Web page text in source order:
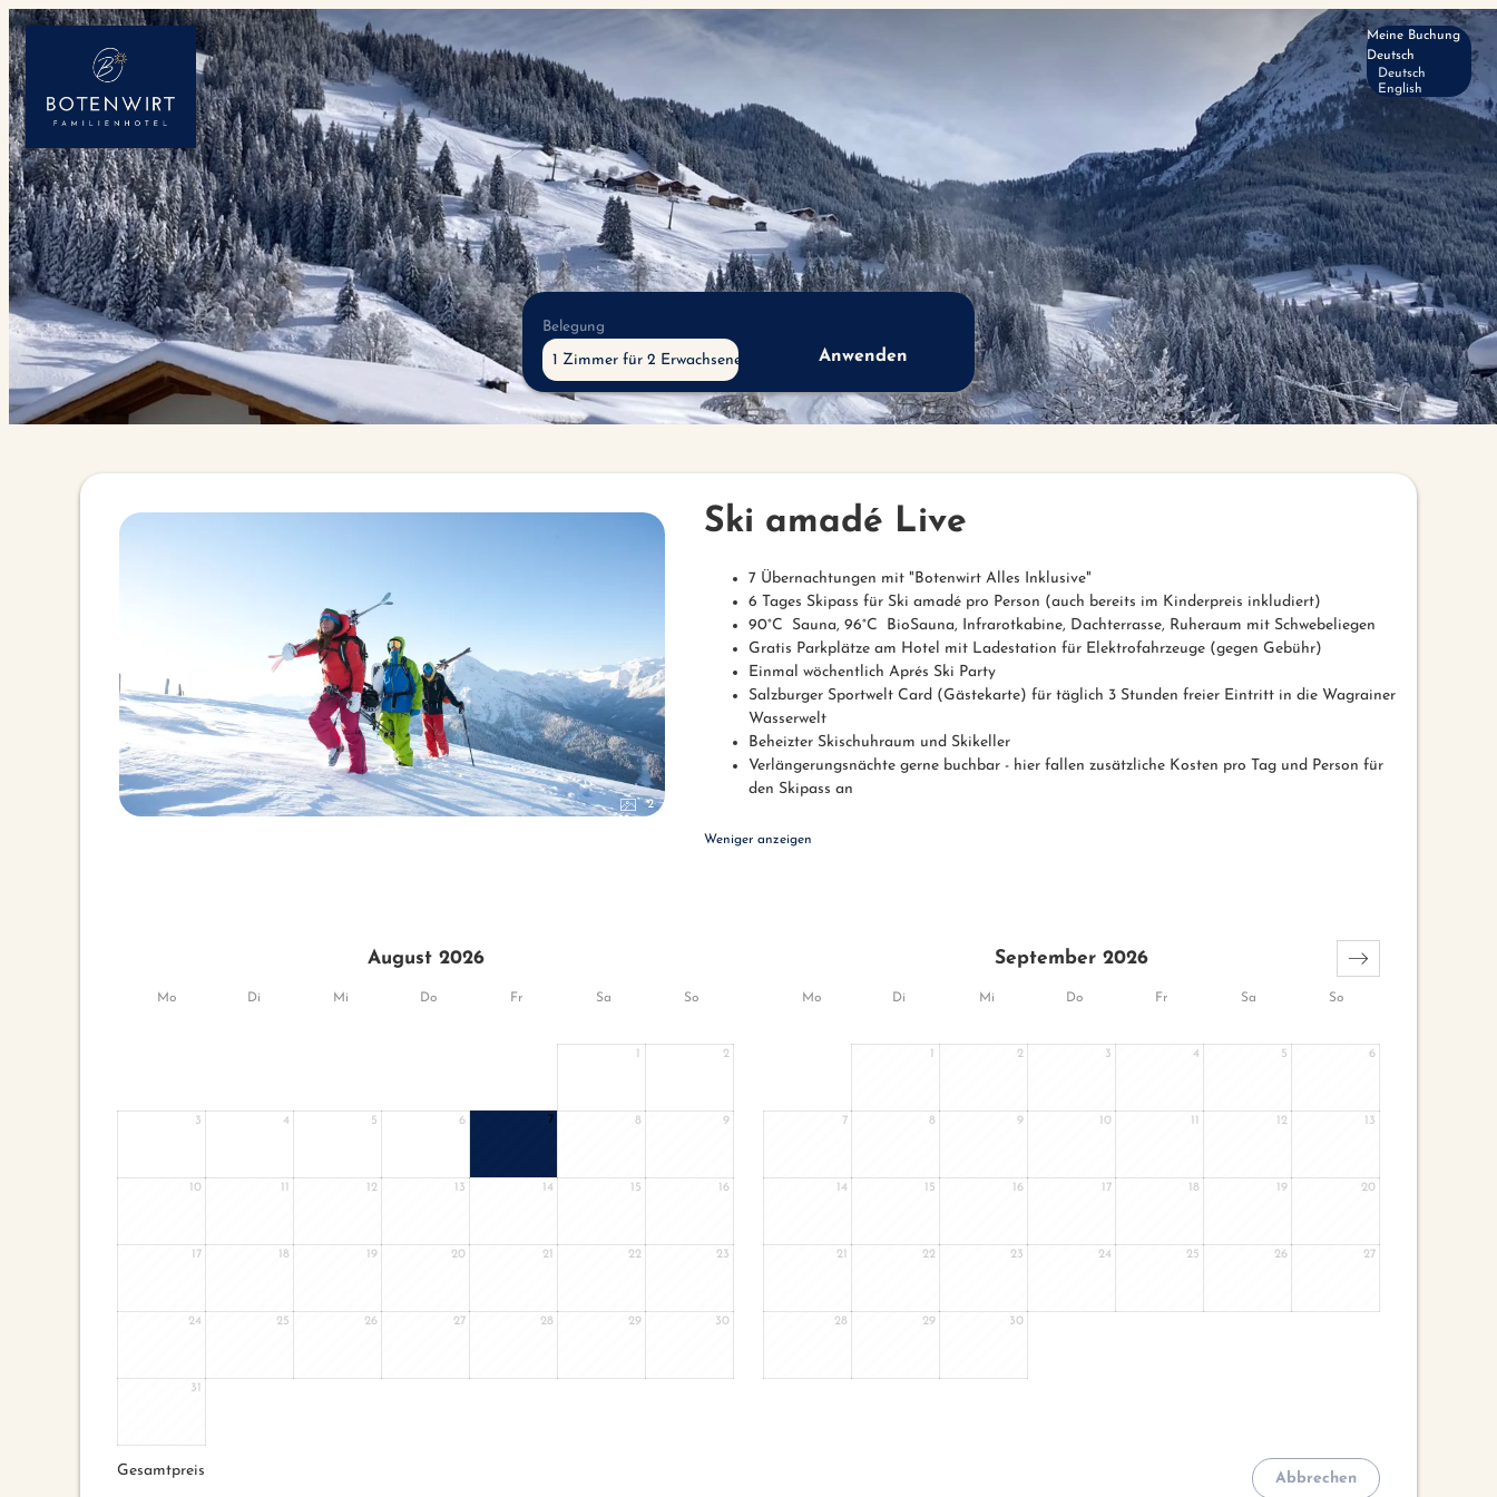
Belegung
1 Zimmer für 2 Erwachsene Anwenden
Meine Buchung
Deutsch
Deutsch
English
Angebotsdetails für Ski amadé Live
2
Ski amadé Live
7 Übernachtungen mit "Botenwirt Alles Inklusive"
6 Tages Skipass für Ski amadé pro Person (auch bereits im Kinderpreis inkludiert)
90°C Sauna, 96°C BioSauna, Infrarotkabine, Dachterrasse, Ruheraum mit Schwebeliegen
Gratis Parkplätze am Hotel mit Ladestation für Elektrofahrzeuge (gegen Gebühr)
Einmal wöchentlich Aprés Ski Party
Salzburger Sportwelt Card (Gästekarte) für täglich 3 Stunden freier Eintritt in die Wagrainer
Wasserwelt
Beheizter Skischuhraum und Skikeller
Verlängerungsnächte gerne buchbar - hier fallen zusätzliche Kosten pro Tag und Person für
den Skipass an
Weniger anzeigen
Mo Di Mi Do Fr Sa So Mo Di Mi Do Fr Sa So
August 2026
1 2
3 4 5 6 7 8 9
10 11 12 13 14 15 16
17 18 19 20 21 22 23
24 25 26 27 28 29 30
31
September 2026
1 2 3 4 5 6
7 8 9 10 11 12 13
14 15 16 17 18 19 20
21 22 23 24 25 26 27
28 29 30
Gesamtpreis Abbrechen